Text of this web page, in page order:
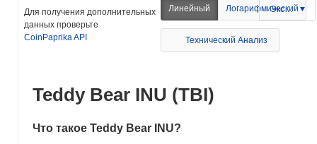
Для получения дополнительных
данных проверьте
CoinPaprika API
Линейный Логарифмический
Экспорт
Технический Анализ
Teddy Bear INU (TBI)
Что такое Teddy Bear INU?